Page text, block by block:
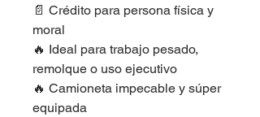
📄 Crédito para persona física y
moral
🔥 Ideal para trabajo pesado,
remolque o uso ejecutivo
🔥 Camioneta impecable y súper
equipada